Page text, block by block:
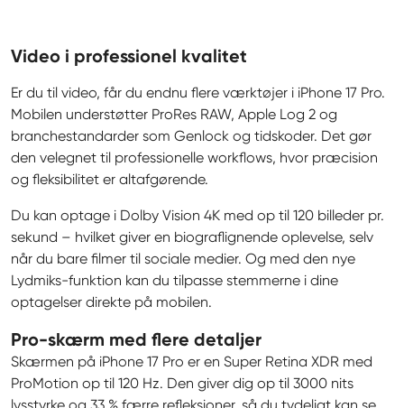
Video i professionel kvalitet
Er du til video, får du endnu flere værktøjer i iPhone 17 Pro.
Mobilen understøtter ProRes RAW, Apple Log 2 og
branchestandarder som Genlock og tidskoder. Det gør
den velegnet til professionelle workflows, hvor præcision
og fleksibilitet er altafgørende.
Du kan optage i Dolby Vision 4K med op til 120 billeder pr.
sekund – hvilket giver en biograflignende oplevelse, selv
når du bare filmer til sociale medier. Og med den nye
Lydmiks-funktion kan du tilpasse stemmerne i dine
optagelser direkte på mobilen.
Pro-skærm med flere detaljer
Skærmen på iPhone 17 Pro er en Super Retina XDR med
ProMotion op til 120 Hz. Den giver dig op til 3000 nits